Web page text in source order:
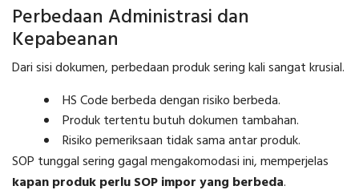
Perbedaan Administrasi dan
Kepabeanan
Dari sisi dokumen, perbedaan produk sering kali sangat krusial.
HS Code berbeda dengan risiko berbeda.
Produk tertentu butuh dokumen tambahan.
Risiko pemeriksaan tidak sama antar produk.
SOP tunggal sering gagal mengakomodasi ini, memperjelas
kapan produk perlu SOP impor yang berbeda.